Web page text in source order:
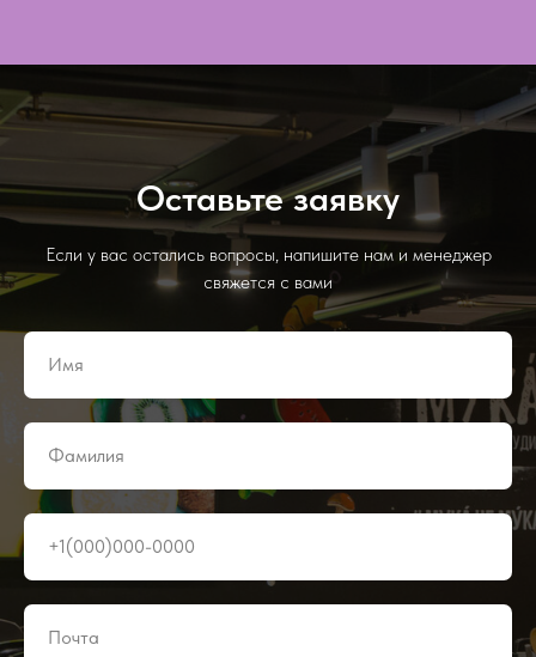
Оставьте заявку
Если у вас остались вопросы, напишите нам и менеджер
свяжется с вами